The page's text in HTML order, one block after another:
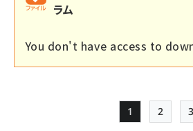
ラム
You don't have access to
Page
1
Page
2 3